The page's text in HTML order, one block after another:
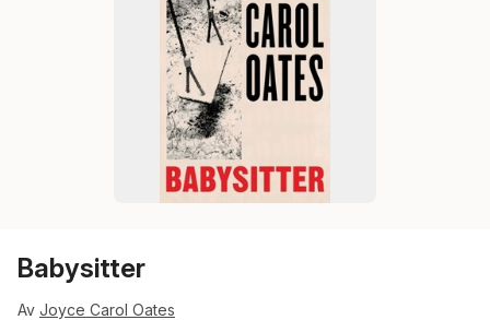
Babysitter
Av Joyce Carol Oates